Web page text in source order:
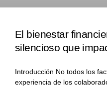
El bienestar
silencioso que
Introducción No todos los
experiencia de los